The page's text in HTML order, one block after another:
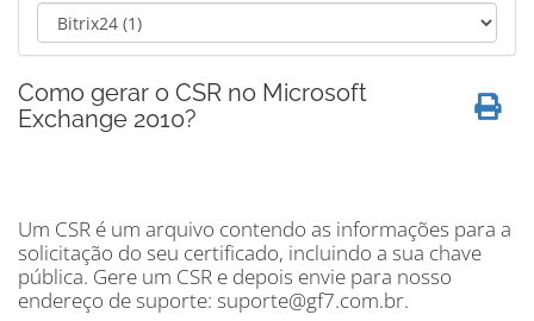
Como gerar o CSR no Microsoft
Exchange 2010?
Um CSR é um arquivo contendo as informações para a
solicitação do seu certificado, incluindo a sua chave
pública. Gere um CSR e depois envie para nosso
endereço de suporte: suporte@gf7.com.br.